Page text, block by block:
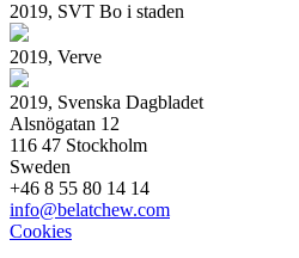
2019, SVT Bo i staden
2019, Verve
2019, Svenska Dagbladet
Alsnögatan 12
116 47 Stockholm
Sweden
+46 8 55 80 14 14
info@belatchew.com
Cookies